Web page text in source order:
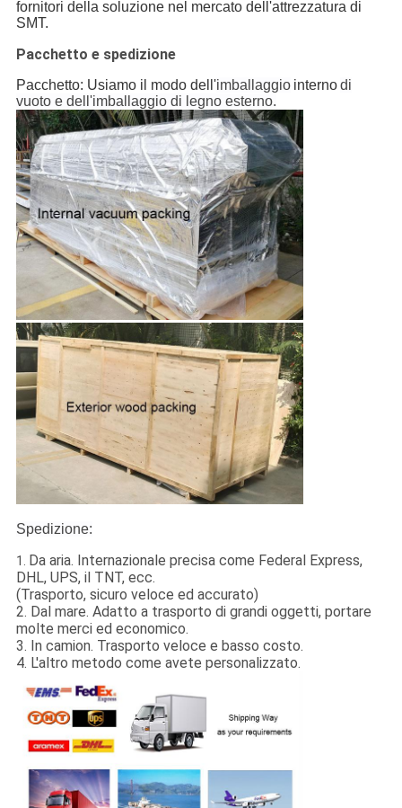
fornitori della soluzione nel mercato dell'attrezzatura di
SMT.
Pacchetto e spedizione
Pacchetto: Usiamo il modo dell'imballaggio internodi
vuoto e dell'imballaggio di legno esterno.
Spedizione:
1. Da aria. Internazionale precisa come Federal Express,
DHL, UPS, il TNT, ecc.
(Trasporto, sicuro veloce ed accurato)
2. Dal mare. Adatto a trasporto di grandi oggetti, portare
molte merci ed economico.
3. In camion. Trasporto veloce e basso costo.
4. L'altro metodo come avete personalizzato.